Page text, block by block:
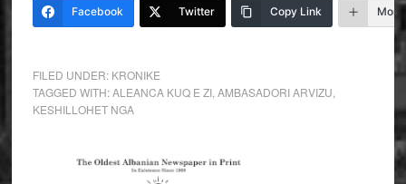
Facebook Twitter Copy Link More
FILED UNDER: KRONIKE
TAGGED WITH:ALEANCA KUQ E ZI, AMBASADORI ARVIZU
KESHILLOHET NGA